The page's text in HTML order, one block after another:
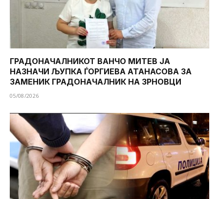
ГРАДОНАЧАЛНИКОТ ВАНЧО МИТЕВ ЈА
НАЗНАЧИ ЉУПКА ЃОРГИЕВА АТАНАСОВА ЗА
ЗАМЕНИК ГРАДОНАЧАЛНИК НА ЗРНОВЦИ
05/08/2026